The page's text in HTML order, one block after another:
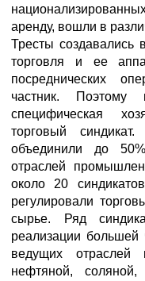
аренду, вошли в
Тресты создавались
торговля и ее
посреднических
частник.
специфическая
торговый
объединили до
отраслей
около 20
регулировали
сырье. Ряд
реализации большей
ведущих отраслей
нефтяной,